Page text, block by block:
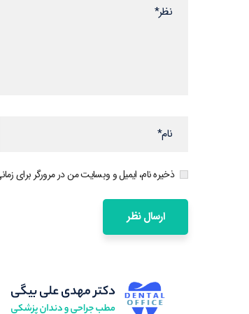
ذخیره نام، ایمیل و وبسایت من در مرورگر برای